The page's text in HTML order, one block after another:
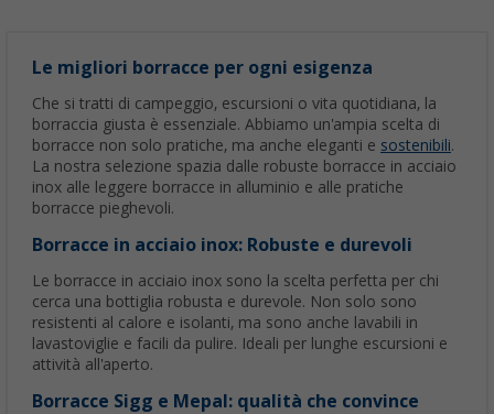
Le migliori borracce per ogni esigenza
Che si tratti di campeggio, escursioni o vita quotidiana, la
borraccia giusta è essenziale. Abbiamo un'ampia scelta di
borracce non solo pratiche, ma anche eleganti e sostenibili.
La nostra selezione spazia dalle robuste borracce in acciaio
inox alle leggere borracce in alluminio e alle pratiche
borracce pieghevoli.
Borracce in acciaio inox: Robuste e durevoli
Le borracce in acciaio inox sono la scelta perfetta per chi
cerca una bottiglia robusta e durevole. Non solo sono
resistenti al calore e isolanti, ma sono anche lavabili in
lavastoviglie e facili da pulire. Ideali per lunghe escursioni e
attività all'aperto.
Borracce Sigg e Mepal: qualità che convince